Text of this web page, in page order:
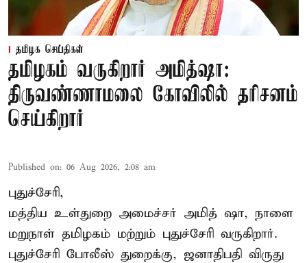
தமிழக செய்திகள்
தமிழகம் வருகிறார் அமித்ஷா:
திருவண்ணாமலை கோவிலில் தரிசனம்
செய்கிறார்
Published on: 06 Aug 2026, 2:08 am
புதுச்சேரி,
மத்திய உள்துறை அமைச்சர் அமித் ஷா, நாளை
மறுநாள் தமிழகம் மற்றும் புதுச்சேரி வருகிறார்.
புதுச்சேரி போலீஸ் துறைக்கு, ஜனாதிபதி விருது